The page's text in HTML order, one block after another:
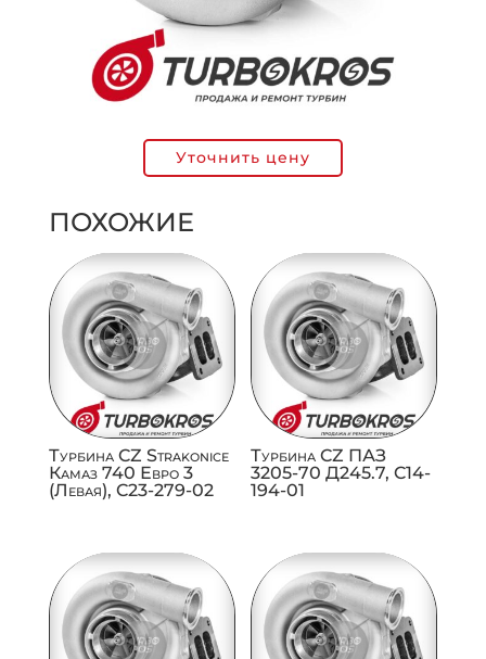
Уточнить цену
ПОХОЖИЕ
Турбина CZ Strakonice
Камаз 740 Евро 3
(Левая), C23-279-02
Турбина CZ ПАЗ
3205-70 Д245.7, C14-
194-01